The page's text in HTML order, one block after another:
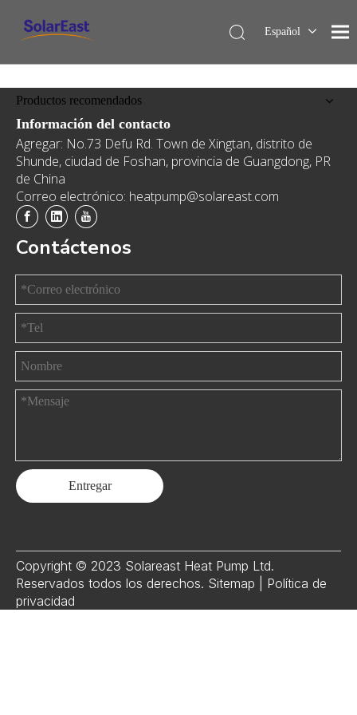
Español
Nederlands
Productos recomendados
Información del contacto
Agregar: No.73 Defu Rd. Town de Xingtan, distrito de
Shunde, ciudad de Foshan, provincia de Guangdong, PR
de China
Correo electrónico: heatpump@solareast.com
Contáctenos
Entregar
Copyright © 2023 Solareast Heat Pump Ltd.
Reservados todos los derechos. Sitemap
Política de
privacidad